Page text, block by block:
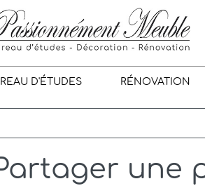
D'ÉTUDES RÉNOVATION
une